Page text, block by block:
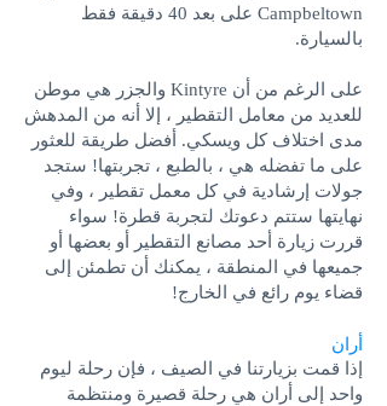
Campbeltown على بعد 40 دقيقة فقط
بالسيارة.
على الرغم من أن Kintyre والجزر هي موطن
للعديد من معامل التقطير ، إلا أنه من المدهش
مدى اختلاف كل ويسكي. أفضل طريقة للعثور
على ما تفضله هي ، بالطبع ، تجربتها! ستجد
جولات إرشادية في كل معمل تقطير ، وفي
نهايتها ستتم دعوتك لتجربة قطرة! سواء
قررت زيارة أحد مصانع التقطير أو بعضها أو
جميعها في المنطقة ، يمكنك أن تطمئن إلى
قضاء يوم رائع في الخارج!
أران
إذا قمت بزيارتنا في الصيف ، فإن رحلة ليوم
واحد إلى أران هي رحلة قصيرة ومنتظمة